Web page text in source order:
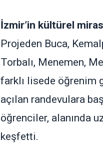
İzmir’in kültürel
Projeden Buca,
Torbalı, Menemen,
farklı lisede öğrenim
açılan randevulara
öğrenciler, alanında
keşfetti.